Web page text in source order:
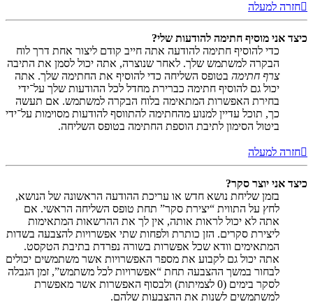
חזרה למעלה
כיצד אני מוסיף חתימה להודעות שלי?
כדי להוסיף חתימה להודעה אתה חייב קודם ליצור אחת דרך לוח
הבקרה למשתמש שלך. לאחר שנוצרה, אתה יכול לסמן את התיבה
צרף חתימה בטופס השליחה כדי להוסיף את החתימה שלך. אתה
יכול גם להוסיף חתימה כברירת מחדל לכל ההודעות שלך על־ידי
בחירת האפשרות המתאימה בלוח הבקרה למשתמש. אם תעשה
כך, תוכל עדיין למנוע מהחתימה להתווסף להודעות מסוימות על־ידי
ביטול הסימון לתיבת הוספת החתימה בטופס השליחה.
חזרה למעלה
כיצד אני יוצר סקר?
בזמן שליחת נושא חדש או עריכת ההודעה הראשונה של הנושא,
לחץ על התווית “יצירת סקר” תחת טופס השליחה הראשי. אם
אתה לא יכול לראות אותה, אין לך את ההרשאות המתאימות
ליצירת סקרים. הזן כותרת ולפחות שתי אפשרויות להצבעה בשדות
המתאימים וודא שכל אפשרות בשורה נפרדת בתיבת הטקסט.
אתה יכול גם לקבוע את מספר האפשרויות אשר משתמשים יכולים
לבחור במשך ההצבעה תחת “אפשרויות לכל משתמש”, זמן הגבלה
לסקר בימים (0 לצמיתות) ולבסוף האפשרות אשר מאפשרת
למשתמשים לשנות את ההצבעות שלהם.